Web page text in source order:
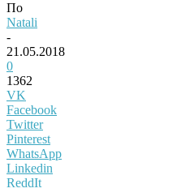
По
Natali
-
21.05.2018
0
1362
VK
Facebook
Twitter
Pinterest
WhatsApp
Linkedin
ReddIt